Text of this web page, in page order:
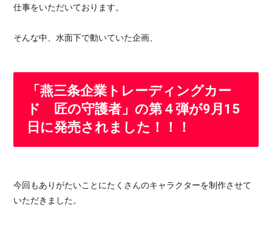
仕事をいただいております。
そんな中、水面下で動いていた企画、
「燕三条企業トレーディングカー
ド 匠の守護者」の第４弾が9月15
日に発売されました！！！
今回もありがたいことにたくさんのキャラクターを制作させて
いただきました。